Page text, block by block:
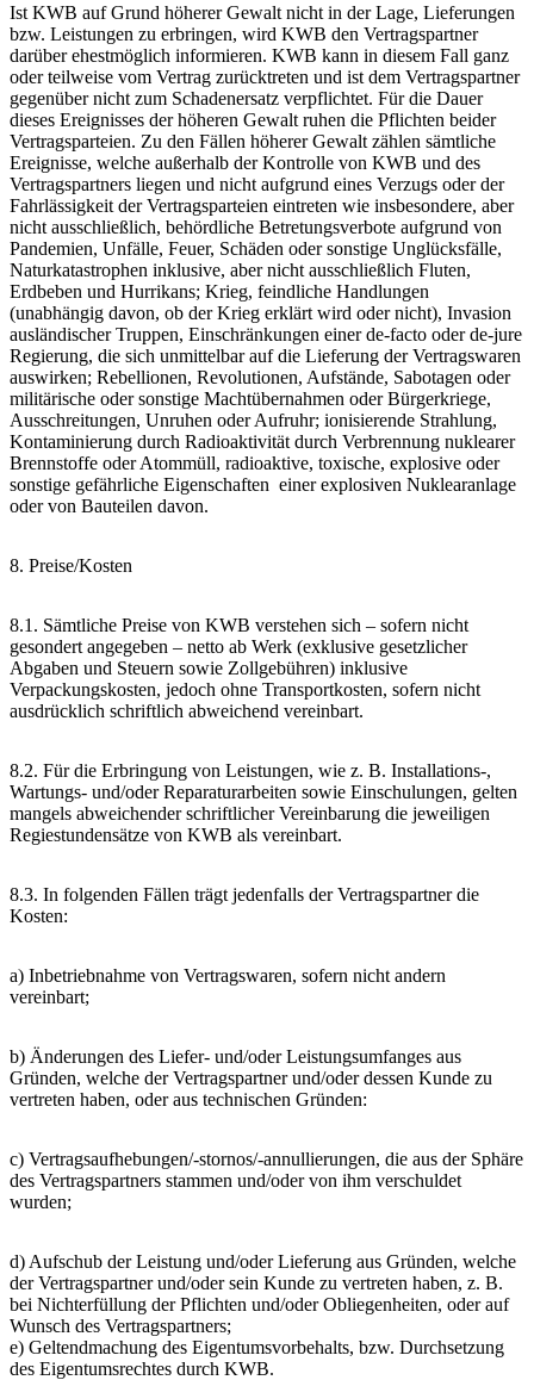
Ist KWB auf Grund höherer Gewalt nicht in der Lage, Lieferungen
bzw. Leistungen zu erbringen, wird KWB den Vertragspartner
darüber ehestmöglich informieren. KWB kann in diesem Fall ganz
oder teilweise vom Vertrag zurücktreten und ist dem Vertragspartner
gegenüber nicht zum Schadenersatz verpflichtet. Für die Dauer
dieses Ereignisses der höheren Gewalt ruhen die Pflichten beider
Vertragsparteien. Zu den Fällen höherer Gewalt zählen sämtliche
Ereignisse, welche außerhalb der Kontrolle von KWB und des
Vertragspartners liegen und nicht aufgrund eines Verzugs oder der
Fahrlässigkeit der Vertragsparteien eintreten wie insbesondere, aber
nicht ausschließlich, behördliche Betretungsverbote aufgrund von
Pandemien, Unfälle, Feuer, Schäden oder sonstige Unglücksfälle,
Naturkatastrophen inklusive, aber nicht ausschließlich Fluten,
Erdbeben und Hurrikans; Krieg, feindliche Handlungen
(unabhängig davon, ob der Krieg erklärt wird oder nicht), Invasion
ausländischer Truppen, Einschränkungen einer de-facto oder de-jure
Regierung, die sich unmittelbar auf die Lieferung der Vertragswaren
auswirken; Rebellionen, Revolutionen, Aufstände, Sabotagen oder
militärische oder sonstige Machtübernahmen oder Bürgerkriege,
Ausschreitungen, Unruhen oder Aufruhr; ionisierende Strahlung,
Kontaminierung durch Radioaktivität durch Verbrennung nuklearer
Brennstoffe oder Atommüll, radioaktive, toxische, explosive oder
sonstige gefährliche Eigenschaften einer explosiven Nuklearanlage
oder von Bauteilen davon.
8. Preise/Kosten
8.1. Sämtliche Preise von KWB verstehen sich – sofern nicht
gesondert angegeben – netto ab Werk (exklusive gesetzlicher
Abgaben und Steuern sowie Zollgebühren) inklusive
Verpackungskosten, jedoch ohne Transportkosten, sofern nicht
ausdrücklich schriftlich abweichend vereinbart.
8.2. Für die Erbringung von Leistungen, wie z. B. Installations-,
Wartungs- und/oder Reparaturarbeiten sowie Einschulungen, gelten
mangels abweichender schriftlicher Vereinbarung die jeweiligen
Regiestundensätze von KWB als vereinbart.
8.3. In folgenden Fällen trägt jedenfalls der Vertragspartner die
Kosten:
a) Inbetriebnahme von Vertragswaren, sofern nicht andern
vereinbart;
b) Änderungen des Liefer- und/oder Leistungsumfanges aus
Gründen, welche der Vertragspartner und/oder dessen Kunde zu
vertreten haben, oder aus technischen Gründen:
c) Vertragsaufhebungen/-stornos/-annullierungen, die aus der Sphäre
des Vertragspartners stammen und/oder von ihm verschuldet
wurden;
d) Aufschub der Leistung und/oder Lieferung aus Gründen, welche
der Vertragspartner und/oder sein Kunde zu vertreten haben, z. B.
bei Nichterfüllung der Pflichten und/oder Obliegenheiten, oder auf
Wunsch des Vertragspartners;
e) Geltendmachung des Eigentumsvorbehalts, bzw. Durchsetzung
des Eigentumsrechtes durch KWB.